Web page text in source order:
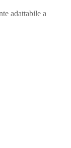
adattabile a